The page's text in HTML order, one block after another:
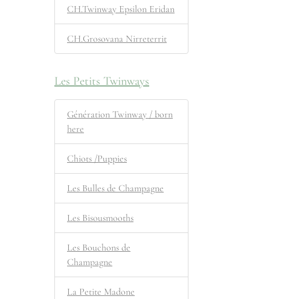
CH.Twinway Epsilon Eridan
CH.Grosovana Nirreterrit
Les Petits Twinways
Génération Twinway / born
here
Chiots /Puppies
Les Bulles de Champagne
Les Bisousmooths
Les Bouchons de
Champagne
La Petite Madone